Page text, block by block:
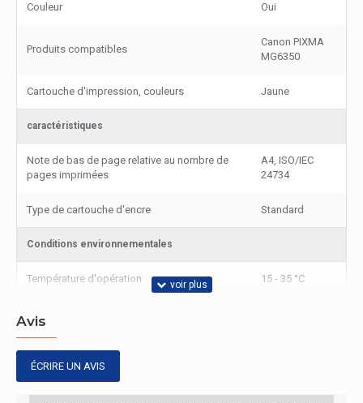
Couleur Oui
Produits compatibles
Canon PIXMA
MG6350
Cartouche d'impression, couleurs Jaune
caractéristiques
Note de bas de page relative au nombre de
pages imprimées
A4, ISO/IEC
24734
Type de cartouche d'encre Standard
Conditions environnementales
Température d'opération 15 - 35 °C
Température hors fonctionnement
Avis
ÉCRIRE UN AVIS